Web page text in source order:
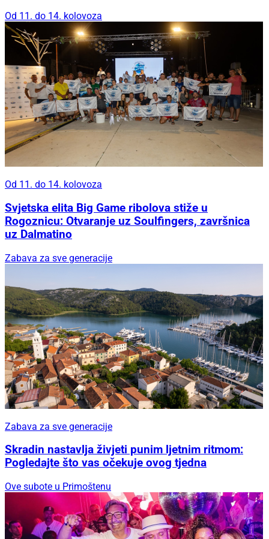
Od 11. do 14. kolovoza
Od 11. do 14. kolovoza
Svjetska elita Big Game ribolova stiže u
Rogoznicu: Otvaranje uz Soulfingers, završnica
uz Dalmatino
Zabava za sve generacije
Zabava za sve generacije
Skradin nastavlja živjeti punim ljetnim ritmom:
Pogledajte što vas očekuje ovog tjedna
Ove subote u Primoštenu